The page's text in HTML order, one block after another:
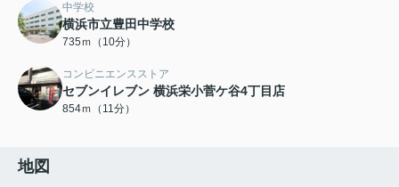
中学校
横浜市立豊田中学校
735ｍ（10分）
コンビニエンスストア
セブンイレブン 横浜栄小菅ケ谷4丁目店
854ｍ（11分）
地図